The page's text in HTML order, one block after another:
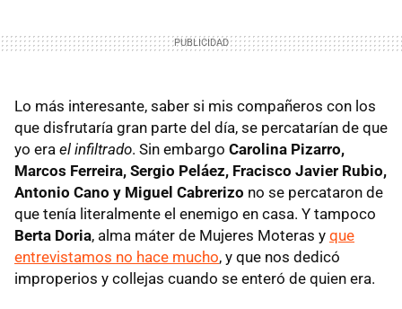
Lo más interesante, saber si mis compañeros con los
que disfrutaría gran parte del día, se percatarían de que
yo era el infiltrado. Sin embargo Carolina Pizarro,
Marcos Ferreira, Sergio Peláez, Fracisco Javier Rubio,
Antonio Cano y Miguel Cabrerizo no se percataron de
que tenía literalmente el enemigo en casa. Y tampoco
Berta Doria, alma máter de Mujeres Moteras y que
entrevistamos no hace mucho, y que nos dedicó
improperios y collejas cuando se enteró de quien era.